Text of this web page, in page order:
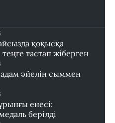
қоқысқа
тастап жіберген
әйелін сыммен
енесі:
берілді